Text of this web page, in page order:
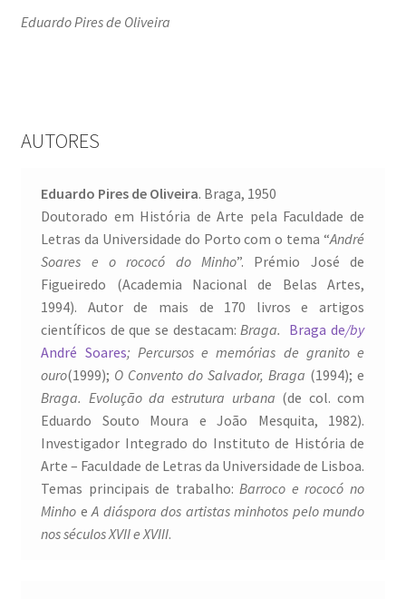
Página
Quem somos
Contactos
Política de Privacidade e Transparência (RGPD)
Eduardo Pires de Oliveira
AUTORES
Eduardo Pires de Oliveira. Braga, 1950
Doutorado em História de Arte pela Faculdade de
Letras da Universidade do Porto com o tema “André
Soares e o rococó do Minho”. Prémio José de
Figueiredo (Academia Nacional de Belas Artes,
1994). Autor de mais de 170 livros e artigos
científicos de que se destacam: Braga. Braga de/by
André Soares; Percursos e memórias de granito e
ouro(1999); O Convento do Salvador, Braga (1994); e
Braga. Evolução da estrutura urbana (de col. com
Eduardo Souto Moura e João Mesquita, 1982).
Investigador Integrado do Instituto de História de
Arte – Faculdade de Letras da Universidade de Lisboa.
Temas principais de trabalho: Barroco e rococó no
Minho eA diáspora dos artistas minhotos pelo mundo
nos séculos XVII e XVIII.